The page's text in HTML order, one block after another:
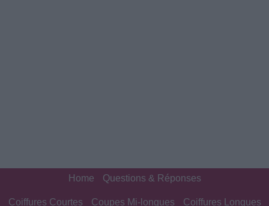
Home Questions & Réponses
Coiffures Courtes Coupes Mi-longues Coiffures Longues